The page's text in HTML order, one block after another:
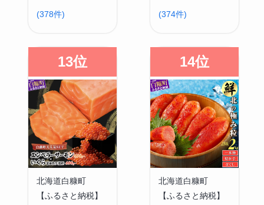
(378件) (374件)
13位
北海道白糠町
【ふるさと納税】
14位
北海道白糠町
【ふるさと納税】